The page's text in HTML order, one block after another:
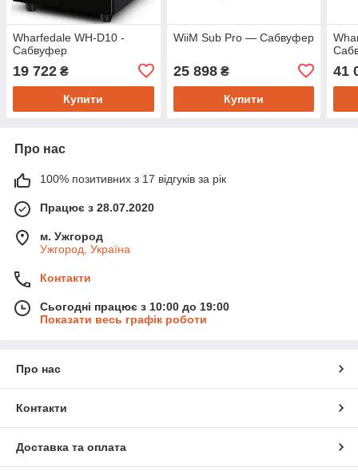
Wharfedale WH-D10 -
Сабвуфер
19 722 ₴
Купити
WiiM Sub Pro — Сабвуфер
25 898₴
Купити
41
Про нас
100% позитивних з 17 відгуків за рік
Працює з 28.07.2020
м. Ужгород
Ужгород, Україна
Контакти
Сьогодні працює з 10:00 до 19:00
Показати весь графік роботи
Про нас
Контакти
Доставка та оплата